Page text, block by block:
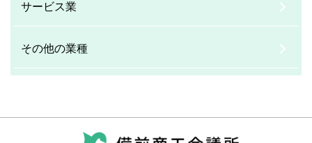
サービス業
その他の業種